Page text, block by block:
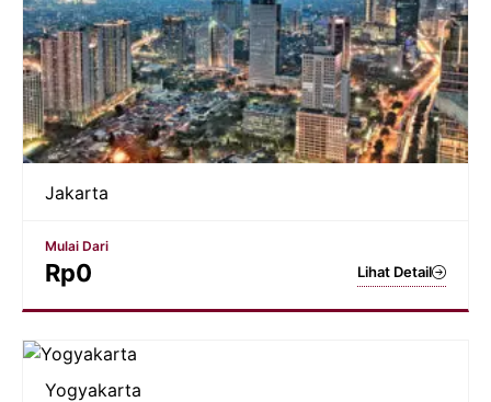
Jakarta
Mulai Dari
Rp0 Lihat Detail
Yogyakarta